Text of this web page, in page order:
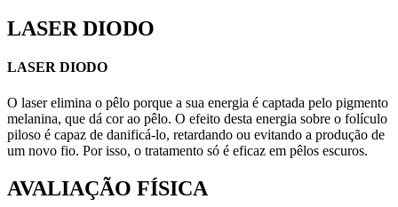
LASER DIODO
LASER DIODO
O laser elimina o pêlo porque a sua energia é captada pelo pigmento
melanina, que dá cor ao pêlo. O efeito desta energia sobre o folículo
piloso é capaz de danificá-lo, retardando ou evitando a produção de
um novo fio. Por isso, o tratamento só é eficaz em pêlos escuros.
AVALIAÇÃO FÍSICA